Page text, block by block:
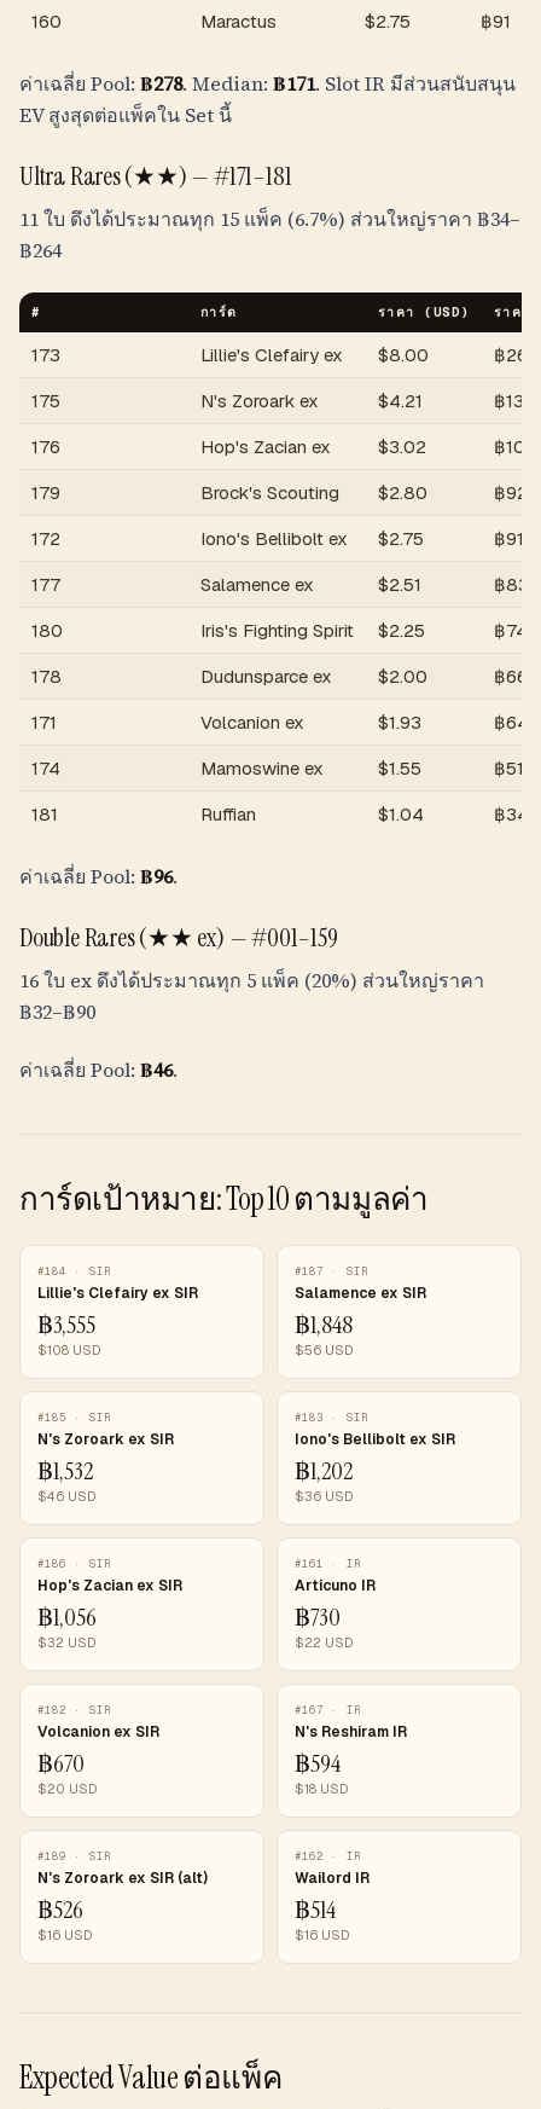
160 Maractus $2.75 ฿91
ค่าเฉลี่ย Pool: ฿278. Median: ฿171. Slot IR มีส่วนสนับสนุน
EV สูงสุดต่อแพ็คใน Set นี้
Ultra Rares (★★) — #171–181
11 ใบ ดึงได้ประมาณทุก 15 แพ็ค (6.7%) ส่วนใหญ่ราคา ฿34–
฿264
# การ์ด ราคา (USD) ราคา
173 Lillie's Clefairy ex $8.00 ฿264
175
N's Zoroark ex $4.21 ฿139
176
Hop's Zacian ex $3.02 ฿100
179
Brock's Scouting $2.80 ฿92
172
Iono's Bellibolt ex $2.75 ฿91
177
Salamence ex $2.51 ฿83
180
Iris's Fighting Spirit $2.25 ฿74
178
Dudunsparce ex $2.00 ฿66
171
Volcanion ex $1.93 ฿64
174
Mamoswine ex $1.55 ฿51
181
Ruffian $1.04 ฿34
ค่าเฉลี่ย Pool: ฿96.
Double Rares (★★ ex) — #001–159
16 ใบ ex ดึงได้ประมาณทุก 5 แพ็ค (20%) ส่วนใหญ่ราคา
฿32–฿90
ค่าเฉลี่ย Pool: ฿46.
การ์ดเป้าหมาย: Top 10 ตามมูลค่า
#184 · SIR
Lillie's Clefairy ex SIR
฿3,555
$108 USD
#187 · SIR
Salamence ex SIR
฿1,848
$56 USD
#185 · SIR
N's Zoroark ex SIR
฿1,532
$46 USD
#183 · SIR
Iono's Bellibolt ex SIR
฿1,202
$36 USD
#186 · SIR
Hop's Zacian ex SIR
฿1,056
$32 USD
#161 · IR
Articuno IR
฿730
$22 USD
#182 · SIR
Volcanion ex SIR
฿670
$20 USD
#167 · IR
N's Reshiram IR
฿594
$18 USD
#189 · SIR
N's Zoroark ex SIR (alt)
฿526
$16 USD
#162 · IR
Wailord IR
฿514
$16 USD
Expected Value ต่อแพ็ค